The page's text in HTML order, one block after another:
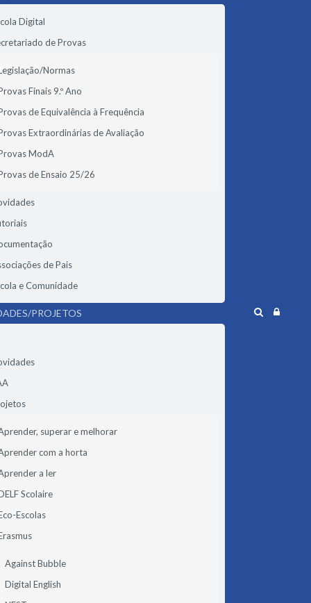
Digital
de Provas
Normas
Finais 9.º Ano
de Equivalência à Frequência
Extraordinárias de Avaliação
ModA
de Ensaio 25/26
de Pais
e Comunidade
PROJETOS
superar e melhorar
com a horta
a ler
Scolaire
Escolas
Against Bubble
Digital English